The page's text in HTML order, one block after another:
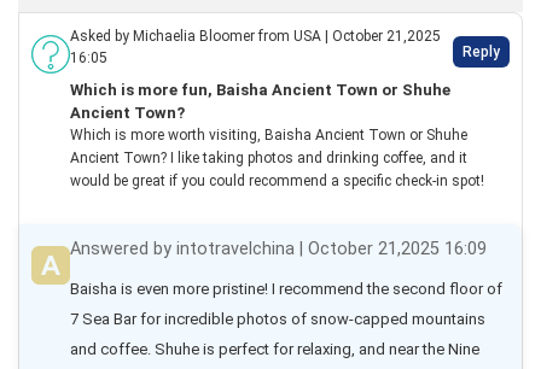
Asked by Michaelia Bloomer from USA | October 21,2025
16:05
Reply
Which is more fun, Baisha Ancient Town or Shuhe
Ancient Town?
Which is more worth visiting, Baisha Ancient Town or Shuhe
Ancient Town? I like taking photos and drinking coffee, and it
would be great if you could recommend a specific check-in spot!
Answered by intotravelchina | October 21,2025 16:09
Baisha is even more pristine! I recommend the second floor of
7 Sea Bar for incredible photos of snow-capped mountains
and coffee. Shuhe is perfect for relaxing, and near the Nine